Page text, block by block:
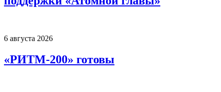
6 августа 2026
«РИТМ-200» готовы